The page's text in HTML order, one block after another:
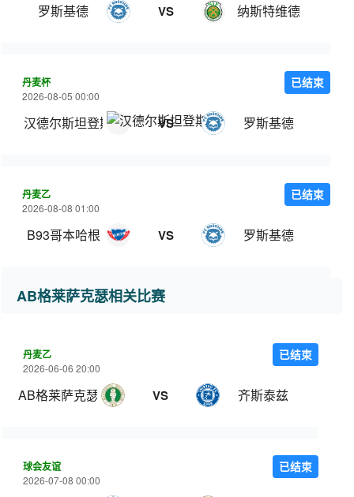
罗斯基德 VS 纳斯特维德
丹麦杯
2026-08-05 00:00
汉德尔斯坦登斯 VS 罗斯基德
已结束
丹麦乙
2026-08-08 01:00
B93哥本哈根 VS 罗斯基德
已结束
AB格莱萨克瑟相关比赛
丹麦乙
2026-06-06 20:00
AB格莱萨克瑟 VS 齐斯泰兹
已结束
球会友谊
2026-07-08 00:00
已结束